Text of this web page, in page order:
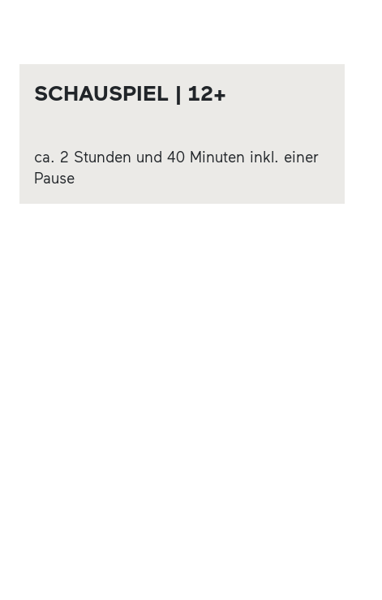
SCHAUSPIEL | 12+
ca. 2 Stunden und 40 Minuten inkl. einer
Pause